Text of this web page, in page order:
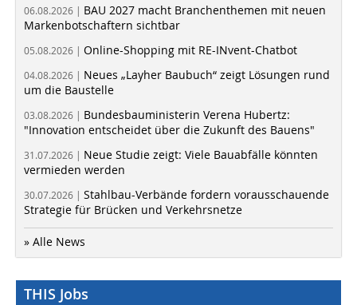
06.08.2026 | BAU 2027 macht Branchenthemen mit neuen
Markenbotschaftern sichtbar
05.08.2026 | Online-Shopping mit RE-INvent-Chatbot
04.08.2026 | Neues „Layher Baubuch“ zeigt Lösungen rund
um die Baustelle
03.08.2026 | Bundesbauministerin Verena Hubertz:
"Innovation entscheidet über die Zukunft des Bauens"
31.07.2026 | Neue Studie zeigt: Viele Bauabfälle könnten
vermieden werden
30.07.2026 | Stahlbau-Verbände fordern vorausschauende
Strategie für Brücken und Verkehrsnetze
» Alle News
THIS Jobs